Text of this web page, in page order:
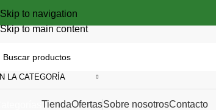
Skip to navigation
Skip to main content
LA CATEGORÍA
TiendaOfertasSobre nosotrosContacto